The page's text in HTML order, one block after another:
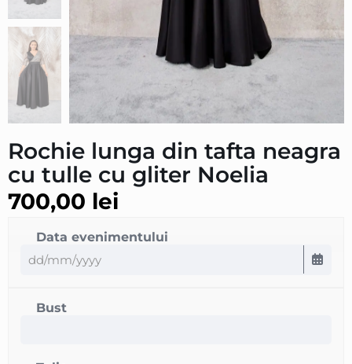
Rochie lunga din tafta neagra
cu tulle cu gliter Noelia
700,00 lei
Data evenimentului
Bust